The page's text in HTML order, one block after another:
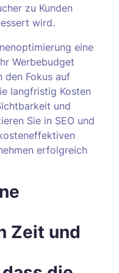
zu Kunden
wird.
eine
Werbebudget
den Fokus auf
langfristig Kosten
und
Sie in SEO und
erfolgreich
Zeit und